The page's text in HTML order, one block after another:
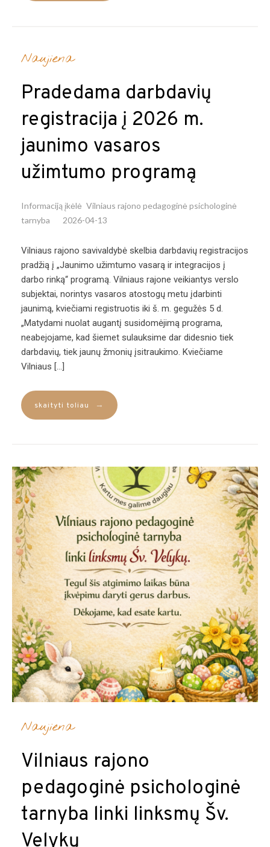
Naujiena
Pradedama darbdavių
registracija į 2026 m.
jaunimo vasaros
užimtumo programą
Informaciją įkėlė Vilniaus rajono pedagoginė psichologinė
tarnyba
2026-04-13
Vilniaus rajono savivaldybė skelbia darbdavių registracijos
pradžią į „Jaunimo užimtumo vasarą ir integracijos į
darbo rinką“ programą. Vilniaus rajone veikiantys verslo
subjektai, norintys vasaros atostogų metu įdarbinti
jaunimą, kviečiami registruotis iki š. m. gegužės 5 d.
„Matydami nuolat augantį susidomėjimą programa,
neabejojame, kad šiemet sulauksime dar didesnio tiek
darbdavių, tiek jaunų žmonių įsitraukimo. Kviečiame
Vilniaus […]
skaityti toliau →
Naujiena
Vilniaus rajono
pedagoginė psichologinė
tarnyba linki linksmų Šv.
Velykų